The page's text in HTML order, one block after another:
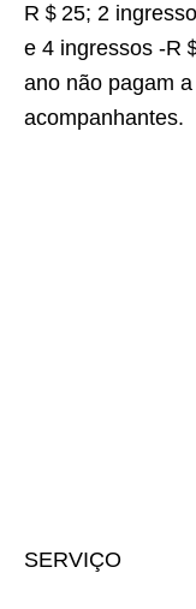
R＄25; 2
e 4 ingressos -R
ano não pagam
acompanhantes.
SERVIÇO